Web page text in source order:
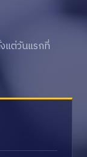
แต่วันแรกที่